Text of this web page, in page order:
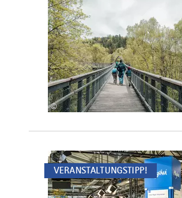
©
VERANSTALTUNGSTIPP!